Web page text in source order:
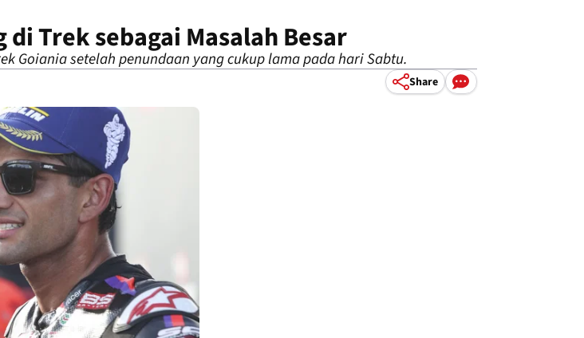
Trek sebagai Masalah Besar
Goiania setelah penundaan yang cukup lama pada hari Sabtu.
Share